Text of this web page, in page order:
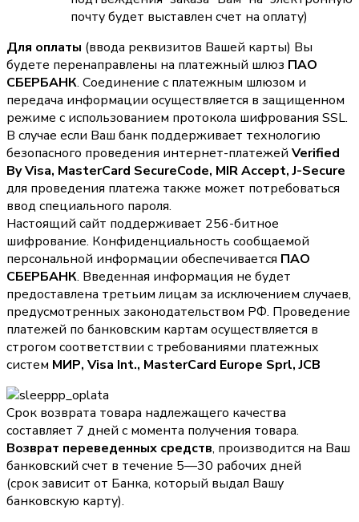
почту будет выставлен счет на оплату)
Для оплаты (ввода реквизитов Вашей карты) Вы
будете перенаправлены на платежный шлюз ПАО
СБЕРБАНК. Соединение с платежным шлюзом и
передача информации осуществляется в защищенном
режиме с использованием протокола шифрования SSL.
В случае если Ваш банк поддерживает технологию
безопасного проведения интернет-платежей Verified
By Visa, MasterCard SecureCode, MIR Accept, J-Secure
для проведения платежа также может потребоваться
ввод специального пароля.
Настоящий сайт поддерживает 256-битное
шифрование. Конфиденциальность сообщаемой
персональной информации обеспечивается ПАО
СБЕРБАНК. Введенная информация не будет
предоставлена третьим лицам за исключением случаев,
предусмотренных законодательством РФ. Проведение
платежей по банковским картам осуществляется в
строгом соответствии с требованиями платежных
систем МИР, Visa Int., MasterCard Europe Sprl, JCB
Срок возврата товара надлежащего качества
составляет 7 дней с момента получения товара.
Возврат переведенных средств, производится на Ваш
банковский счет в течение 5—30 рабочих дней
(срок зависит от Банка, который выдал Вашу
банковскую карту).